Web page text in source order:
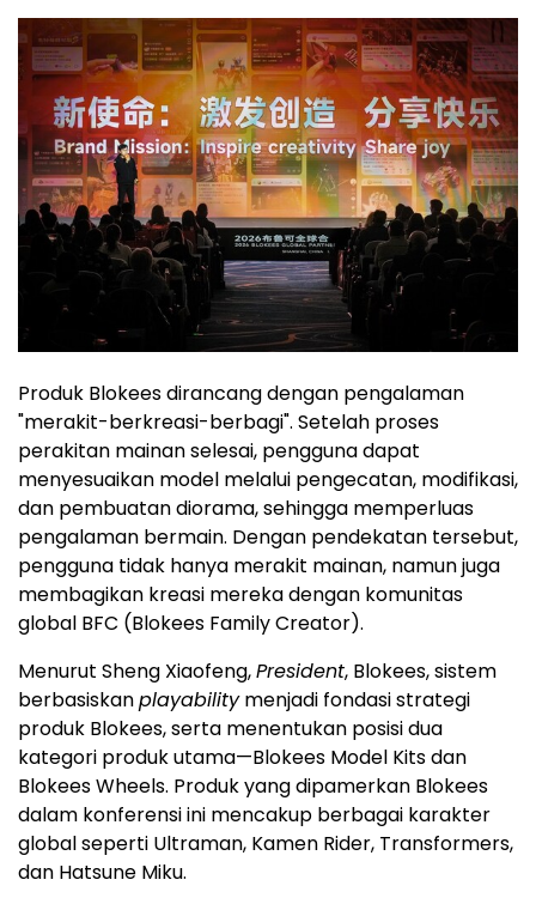
Produk Blokees dirancang dengan pengalaman
"merakit-berkreasi-berbagi". Setelah proses
perakitan mainan selesai, pengguna dapat
menyesuaikan model melalui pengecatan, modifikasi,
dan pembuatan diorama, sehingga memperluas
pengalaman bermain. Dengan pendekatan tersebut,
pengguna tidak hanya merakit mainan, namun juga
membagikan kreasi mereka dengan komunitas
global BFC (Blokees Family Creator).
Menurut Sheng Xiaofeng,President, Blokees, sistem
berbasiskanplayabilitymenjadi fondasi strategi
produk Blokees, serta menentukan posisi dua
kategori produk utama—Blokees Model Kits dan
Blokees Wheels. Produk yang dipamerkan Blokees
dalam konferensi ini mencakup berbagai karakter
global seperti Ultraman, Kamen Rider, Transformers,
dan Hatsune Miku.